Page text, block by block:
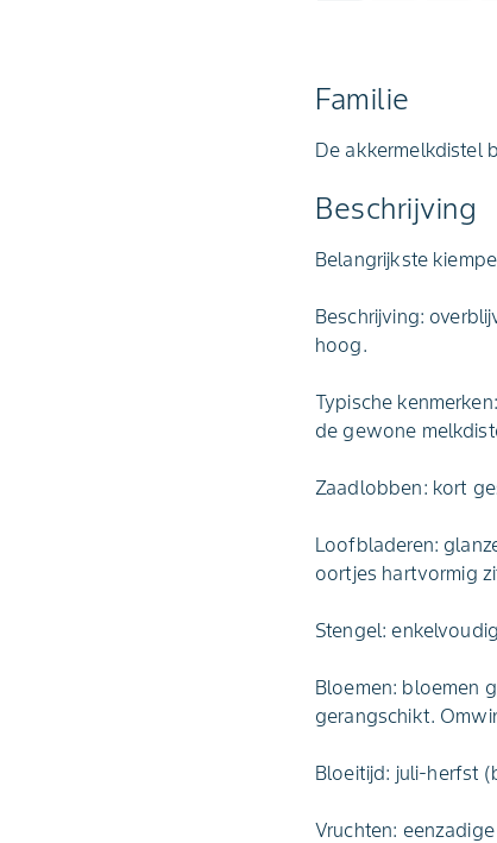
Familie
De akkermelkdistel
Beschrijving
Belangrijkste
Beschrijving:
hoog.
Typische
de gewone
Zaadlobben: kort
Loofbladeren:
oortjes hartvormig
Stengel:
Bloemen: bloemen
gerangschikt.
Bloeitijd: juli-herfst
Vruchten: